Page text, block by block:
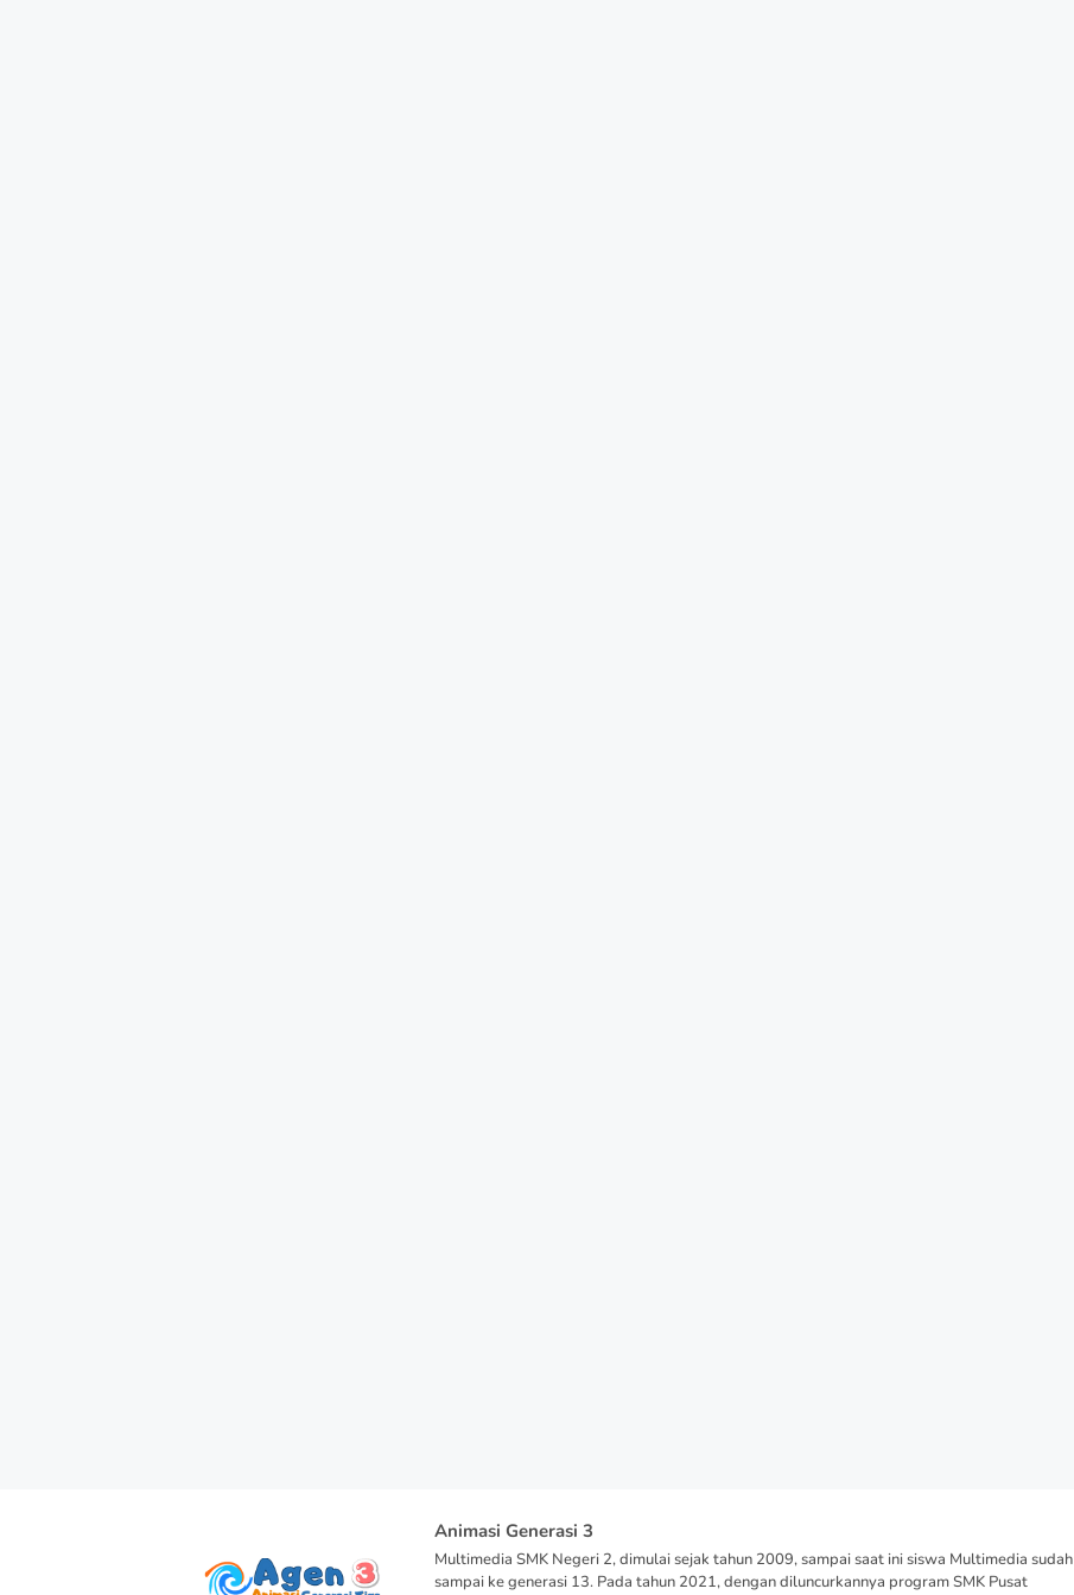
Animasi Generasi 3
Multimedia SMK Negeri 2, dimulai sejak tahun 2009, sampai saat ini siswa Multimedia sudah
sampai ke generasi 13. Pada tahun 2021, dengan diluncurkannya program SMK Pusat